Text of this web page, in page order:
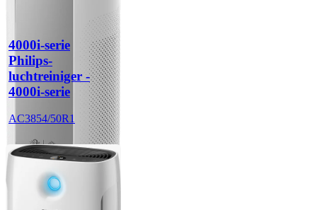
4000i-serie
Philips-
luchtreiniger -
4000i-serie
AC3854/50R1